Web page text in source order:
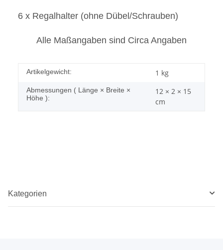
6 x Regalhalter (ohne Dübel/Schrauben)
Alle Maßangaben sind Circa Angaben
Artikelgewicht: 1 kg
Abmessungen ( Länge × Breite ×
Höhe ):
12 × 2 × 15
cm
Kategorien